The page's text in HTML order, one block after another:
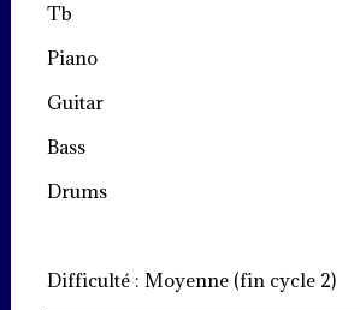
Tb
Piano
Guitar
Bass
Drums
Difficulté : Moyenne (fin cycle 2)